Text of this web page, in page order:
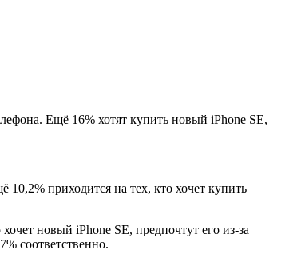
Ещё 16% хотят купить новый iPhone SE,
10,2% приходится на тех, кто хочет купить
новый iPhone SE, предпочтут его из-за
соответственно.